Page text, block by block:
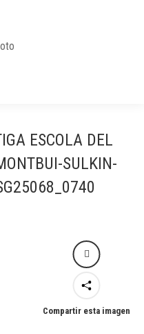
ESCOLA DEL
SULKIN-
Compartir esta imagen